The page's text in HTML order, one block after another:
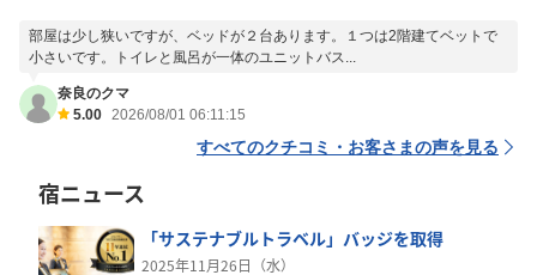
部屋は少し狭いですが、ベッドが２台あります。１つは2階建てベットで
小さいです。トイレと風呂が一体のユニットバス...
奈良のクマ
5.00 2026/08/01 06:11:15
すべてのクチコミ・お客さまの声を見る
宿ニュース
「サステナブルトラベル」バッジを取得
2025年11月26日（水）